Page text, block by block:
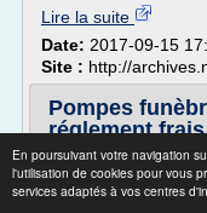
En poursuivant votre navigation
l'utilisation de cookies pour vous
services adaptés à vos centres
Lire la suite
Date: 2017-09-15
Site : http://
Pompes
réglement
Réglement des
Mon compte est-il